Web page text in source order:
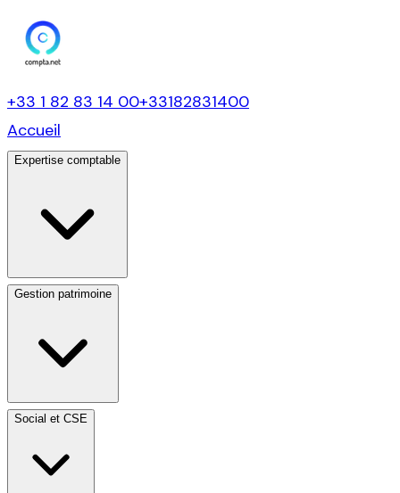
+33 1 82 83 14 00+33182831400
Accueil
Expertise comptable
Gestion patrimoine
Social et CSE